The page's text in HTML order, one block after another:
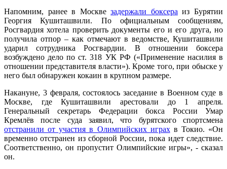
Напомним, ранее в Москвезадержали боксераиз Бурятии
Георгия Кушиташвили. По официальным сообщениям,
Росгвардия хотела проверить документы его и его друга, но
получила отпор – как отмечают в ведомстве, Кушиташвили
ударил сотрудника Росгвардии. В отношении боксера
возбуждено дело по ст. 318 УК РФ («Применение насилия в
отношении представителя власти»). Кроме того, при обыске у
него был обнаружен кокаин в крупном размере.
Накануне, 3 февраля, состоялось заседание в Военном суде в
Москве, где Кушиташвили арестовали до 1 апреля.
Генеральный секретарь Федерации бокса России Умар
Кремлёв после суда заявил, что бурятского спортсмена
отстранили от участия в Олимпийских играхв Токио. «Он
временно отстранен из сборной России, пока идет следствие.
Соответственно, он пропустит Олимпийские игры», - сказал
он.